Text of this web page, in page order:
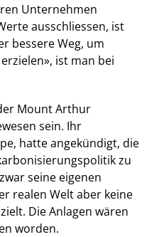
Unternehmen
ausschliessen, ist
bessere Weg, um
ist man bei
Mount Arthur
sein. Ihr
hatte angekündigt, die
zu
seine eigenen
realen Welt aber keine
Die Anlagen wären
worden.